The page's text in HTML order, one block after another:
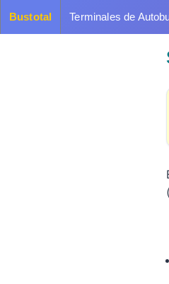
Bustotal Terminales de